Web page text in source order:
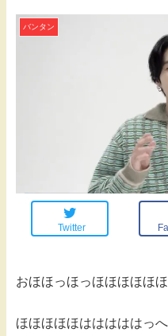
バンタン
Twitter
おほほっほっほほほほほ
ほほほほほはははははっ